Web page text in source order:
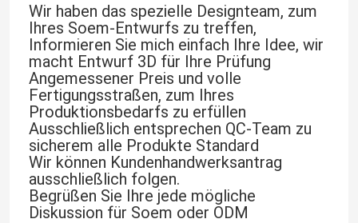
Haus
Produkte
Über uns
Wir haben das spezielle Designteam, zum
Ihres Soem-Entwurfs zu treffen,
Informieren Sie mich einfach Ihre Idee, wir
macht Entwurf 3D für Ihre Prüfung
Angemessener Preis und volle
Fertigungsstraßen, zum Ihres
Produktionsbedarfs zu erfüllen
Ausschließlich entsprechen QC-Team zu
sicherem alle Produkte Standard
Wir können Kundenhandwerksantrag
ausschließlich folgen.
Begrüßen Sie Ihre jede mögliche
Diskussion für Soem oder ODM